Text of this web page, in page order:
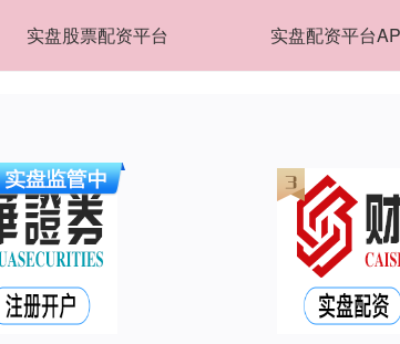
实盘股票配资平台 实盘配资平台